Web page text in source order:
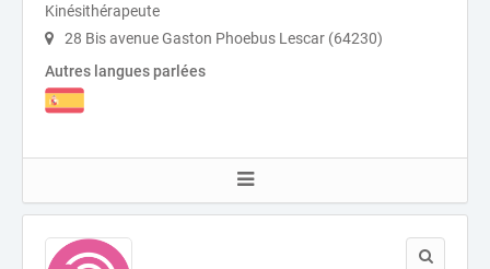
Kinésithérapeute
28 Bis avenue Gaston Phoebus Lescar (64230)
Autres langues parlées